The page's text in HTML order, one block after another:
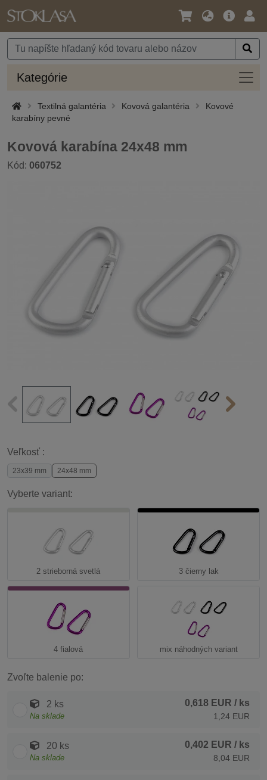
Jazyk
Mena
Hlavná
Kategórie
Textilná galantéria Kovová galantéria
Kovové
karabíny pevné
Kovová karabína 24x48 mm
Kód: 060752
Veľkosť :
23x39 mm 24x48 mm
Vyberte variant:
2 strieborná svetlá 3 čierny lak
4 fialová mix náhodných variant
Zvoľte balenie po:
2 ks
Na sklade
0,618 EUR / ks
1,24 EUR
20 ks
Na sklade
0,402 EUR / ks
8,04 EUR